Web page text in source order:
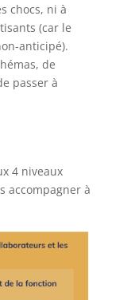
chocs, ni à
(car le
anticipé).
de
passer à
4 niveaux
accompagner à